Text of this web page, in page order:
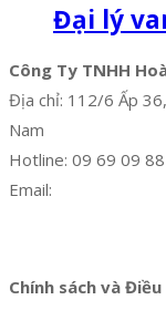
Đại lý
Công Ty TNHH
Địa chỉ: 112/6 Ấp
Nam
Hotline: 09 69 09
Email:
Chính sách và